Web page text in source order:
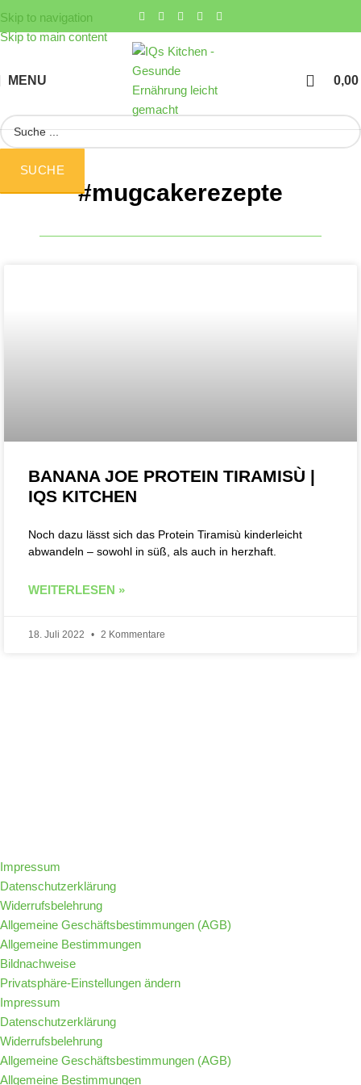
Skip to navigation
Skip to main content
MENU 0,00
SUCHE
#mugcakerezepte
BANANA JOE PROTEIN TIRAMISÙ |
IQS KITCHEN
Noch dazu lässt sich das Protein Tiramisù kinderleicht
abwandeln – sowohl in süß, als auch in herzhaft.
WEITERLESEN »
18. Juli 2022 2 Kommentare
Impressum
Datenschutzerklärung
Widerrufsbelehrung
Allgemeine Geschäftsbestimmungen (AGB)
Allgemeine Bestimmungen
Bildnachweise
Privatsphäre-Einstellungen ändern
Impressum
Datenschutzerklärung
Widerrufsbelehrung
Allgemeine Geschäftsbestimmungen (AGB)
Allgemeine Bestimmungen